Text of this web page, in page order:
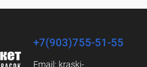
+7(903)755-51-55
Email: kraski-